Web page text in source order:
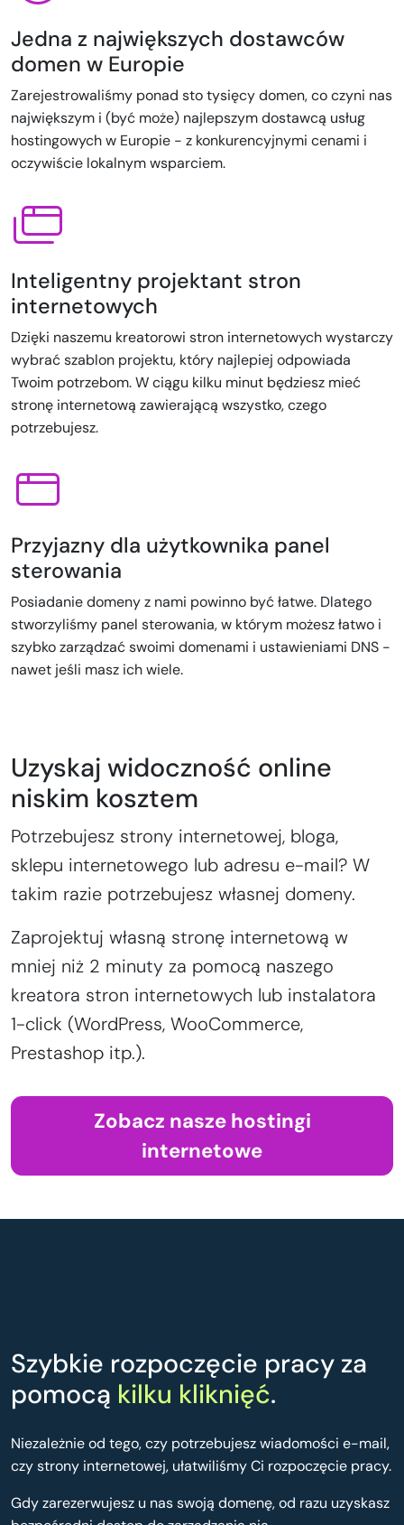
Jedna z największych dostawców
domen w Europie
Zarejestrowaliśmy ponad sto tysięcy domen, co czyni nas
największym i (być może) najlepszym dostawcą usług
hostingowych w Europie - z konkurencyjnymi cenami i
oczywiście lokalnym wsparciem.
Inteligentny projektant stron
internetowych
Dzięki naszemu kreatorowi stron internetowych wystarczy
wybrać szablon projektu, który najlepiej odpowiada
Twoim potrzebom. W ciągu kilku minut będziesz mieć
stronę internetową zawierającą wszystko, czego
potrzebujesz.
Przyjazny dla użytkownika panel
sterowania
Posiadanie domeny z nami powinno być łatwe. Dlatego
stworzyliśmy panel sterowania, w którym możesz łatwo i
szybko zarządzać swoimi domenami i ustawieniami DNS -
nawet jeśli masz ich wiele.
Uzyskaj widoczność online
niskim kosztem
Potrzebujesz strony internetowej, bloga,
sklepu internetowego lub adresu e-mail? W
takim razie potrzebujesz własnej domeny.
Zaprojektuj własną stronę internetową w
mniej niż 2 minuty za pomocą naszego
kreatora stron internetowych lub instalatora
1-click (WordPress, WooCommerce,
Prestashop itp.).
Zobacz nasze hostingi
internetowe
Szybkie rozpoczęcie pracy za
pomocą kilku kliknięć.
Niezależnie od tego, czy potrzebujesz wiadomości e-mail,
czy strony internetowej, ułatwiliśmy Ci rozpoczęcie pracy.
Gdy zarezerwujesz u nas swoją domenę, od razu uzyskasz